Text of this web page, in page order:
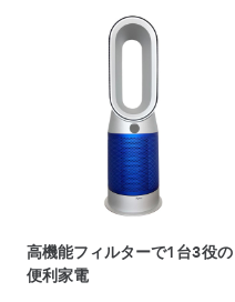
高機能フィルターで1台3役の
便利家電